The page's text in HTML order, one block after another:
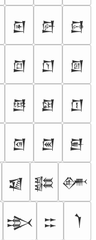
𒇋 𒇌 𒇍
𒇔 𒇕 𒇖
𒇝 𒇞 𒇟
𒇦 𒇧 𒇨
𒇯 𒇰 𒇱
𒇸 𒇹 𒇺